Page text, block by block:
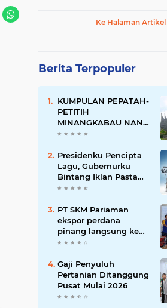
Ke Halaman Artikel
Berita Terpopuler
KUMPULAN PEPATAH-
PETITIH
MINANGKABAU NAN
ELOK
Presidenku Pencipta
Lagu, Gubernurku
Bintang Iklan Pasta
Gigi
PT SKM Pariaman
ekspor perdana
pinang langsung ke
India
Gaji Penyuluh
Pertanian Ditanggung
Pusat Mulai 2026